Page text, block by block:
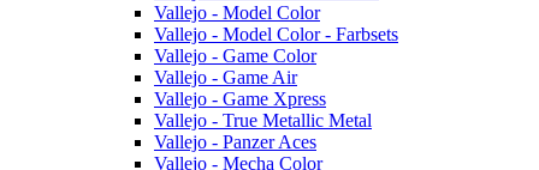
Vallejo - Model Color
Vallejo - Model Color - Farbsets
Vallejo - Game Color
Vallejo - Game Air
Vallejo - Game Xpress
Vallejo - True Metallic Metal
Vallejo - Panzer Aces
Vallejo - Mecha Color